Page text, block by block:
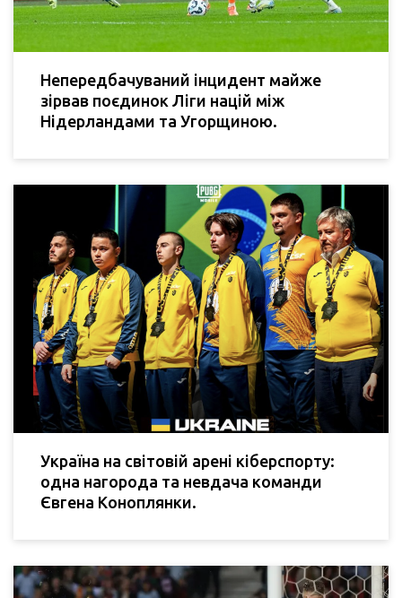
Непередбачуваний інцидент майже
зірвав поєдинок Ліги націй між
Нідерландами та Угорщиною.
Україна на світовій арені кіберспорту:
одна нагорода та невдача команди
Євгена Коноплянки.